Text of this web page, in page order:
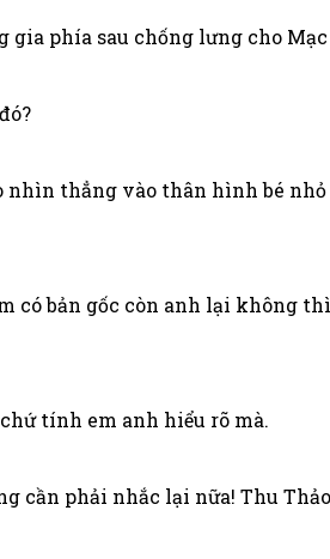
gia phía sau chống lưng cho
nhìn thẳng vào thân hình bé
có bản gốc còn anh lại không
tính em anh hiểu rõ mà.
cần phải nhắc lại nữa! Thu